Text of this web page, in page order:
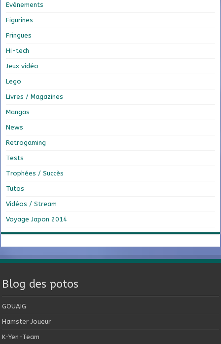
Evénements
Figurines
Fringues
Hi-tech
Jeux vidéo
Lego
Livres / Magazines
Mangas
News
Retrogaming
Tests
Trophées / Succès
Tutos
Vidéos / Stream
Voyage Japon 2014
Blog des potos
GOUAIG
Hamster Joueur
K-Yen-Team